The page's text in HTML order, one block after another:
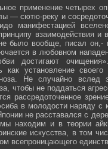
применение четырех
— сютю-реку и
манифестацией
взаимодействия
было вообще, писал он,-
в любовном
достигают
как установление
Не случайно вслед
чтобы не поддаться
рассредоточенное
в молодости наряду с
не расставался с
находим и в теории
искусства, в том
всепроницающего